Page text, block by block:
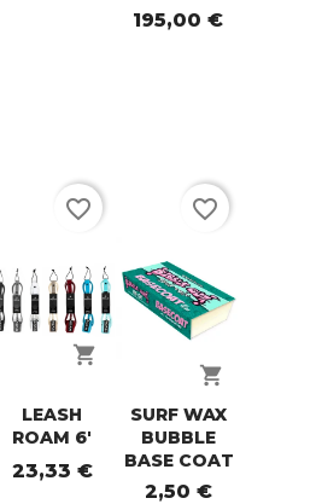
195,00 €
shopping_cart
LEASH
ROAM 6'
23,33 €
favorite_border
shopping_cart
SURF WAX
BUBBLE
BASE COAT
2,50 €
favorite_border